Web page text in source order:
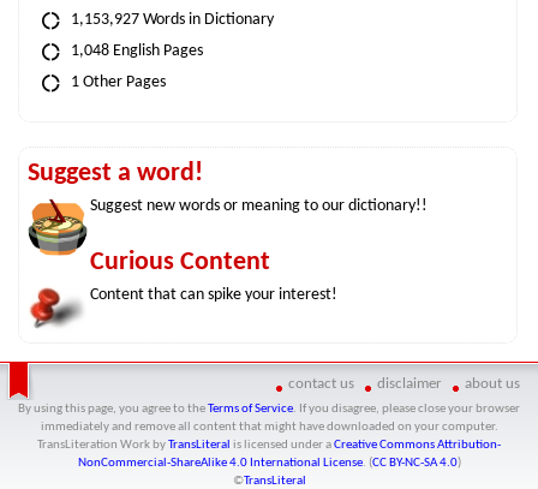
1,153,927 Words in Dictionary
1,048 English Pages
1 Other Pages
Suggest a word!
Suggest new words or meaning to our dictionary!!
Curious Content
Content that can spike your interest!
contact us disclaimer about us
By using this page, you agree to the Terms of Service. If you disagree, please close your browser
immediately and remove all content that might have downloaded on your computer.
TransLiteration Workby TransLiteral is licensed under aCreative Commons Attribution-
NonCommercial-ShareAlike 4.0 International License. (CC BY-NC-SA 4.0)
©TransLiteral